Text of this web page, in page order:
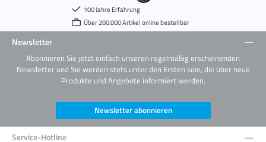
100 Jahre Erfahrung
Über 200.000 Artikel online bestellbar
Newsletter
Abonnieren Sie jetzt einfach unseren regelmäßig erscheinenden
Newsletter und Sie werden stets unter den Ersten sein, die über neue
Produkte und Angebote informiert werden.
Newsletter abonnieren
Service-Hotline